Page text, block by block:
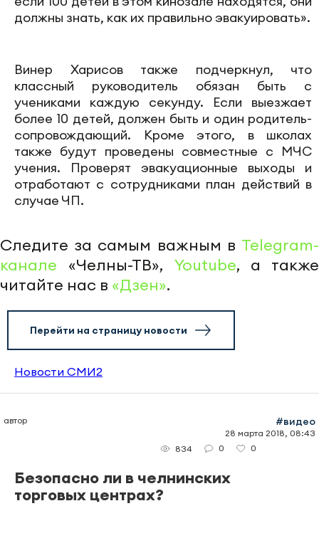
должны знать, как их правильно эвакуировать».
Винер Харисов также подчеркнул, что
классный руководитель обязан быть с
учениками каждую секунду. Если выезжает
более 10 детей, должен быть и один родитель-
сопровождающий. Кроме этого, в школах
также будут проведены совместные с МЧС
учения. Проверят эвакуационные выходы и
отработают с сотрудниками план действий в
случае ЧП.
Следите за самым важным в Telegram-
канале «Челны-ТВ», Youtube, а также
читайте нас в «Дзен».
Перейти на страницу новости
Новости СМИ2
автор #видео
28 марта 2018, 08:43
834
0 0
Безопасно ли в челнинских
торговых центрах?